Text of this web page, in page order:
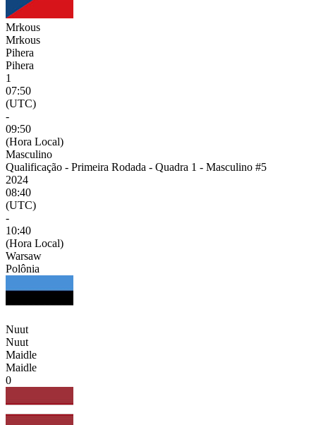
Mrkous
Mrkous
Pihera
Pihera
1
07:50
(UTC)
-
09:50
(Hora Local)
Masculino
Qualificação - Primeira Rodada - Quadra 1 - Masculino #5
2024
08:40
(UTC)
-
10:40
(Hora Local)
Warsaw
Polônia
Nuut
Nuut
Maidle
Maidle
0